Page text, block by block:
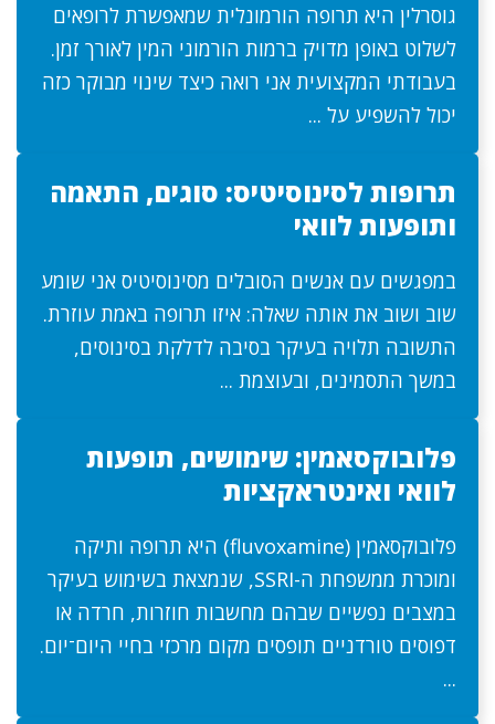
גוסרלין היא תרופה הורמונלית שמאפשרת לרופאים
לשלוט באופן מדויק ברמות הורמוני המין לאורך זמן.
בעבודתי המקצועית אני רואה כיצד שינוי מבוקר כזה
יכול להשפיע על ...
תרופות לסינוסיטיס: סוגים, התאמה
ותופעות לוואי
במפגשים עם אנשים הסובלים מסינוסיטיס אני שומע
שוב ושוב את אותה שאלה: איזו תרופה באמת עוזרת.
התשובה תלויה בעיקר בסיבה לדלקת בסינוסים,
במשך התסמינים, ובעוצמת ...
פלובוקסאמין: שימושים, תופעות
לוואי ואינטראקציות
פלובוקסאמין (fluvoxamine) היא תרופה ותיקה
ומוכרת ממשפחת ה-SSRI, שנמצאת בשימוש בעיקר
במצבים נפשיים שבהם מחשבות חוזרות, חרדה או
דפוסים טורדניים תופסים מקום מרכזי בחיי היום־יום.
...